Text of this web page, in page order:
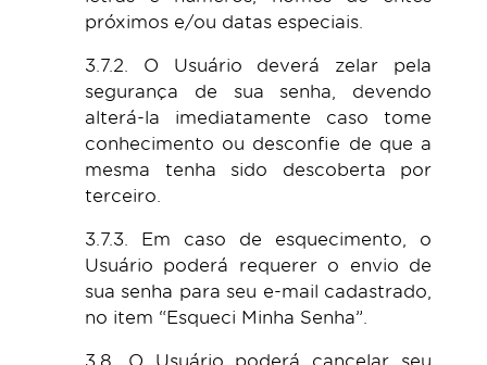
próximos e/ou datas especiais.
3.7.2. O Usuário deverá zelar pela
segurança de sua senha, devendo
alterá-la imediatamente caso tome
conhecimento ou desconfie de que a
mesma tenha sido descoberta por
terceiro.
3.7.3. Em caso de esquecimento, o
Usuário poderá requerer o envio de
sua senha para seu e-mail cadastrado,
no item “Esqueci Minha Senha”.
3.8. O Usuário poderá cancelar seu